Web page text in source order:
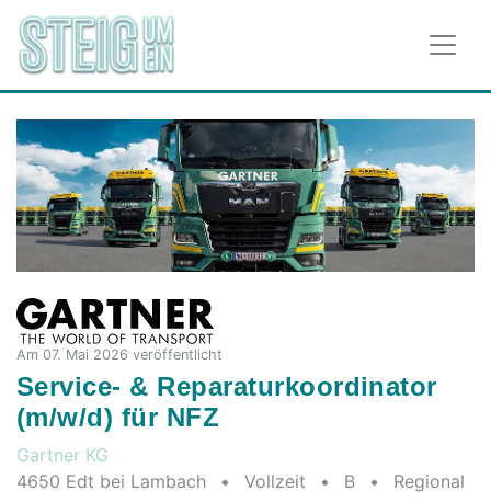
Am 07. Mai 2026 veröffentlicht
Service- & Reparaturkoordinator
(m/w/d) für NFZ
Gartner KG
4650 Edt bei Lambach
• Vollzeit • B •
Regional